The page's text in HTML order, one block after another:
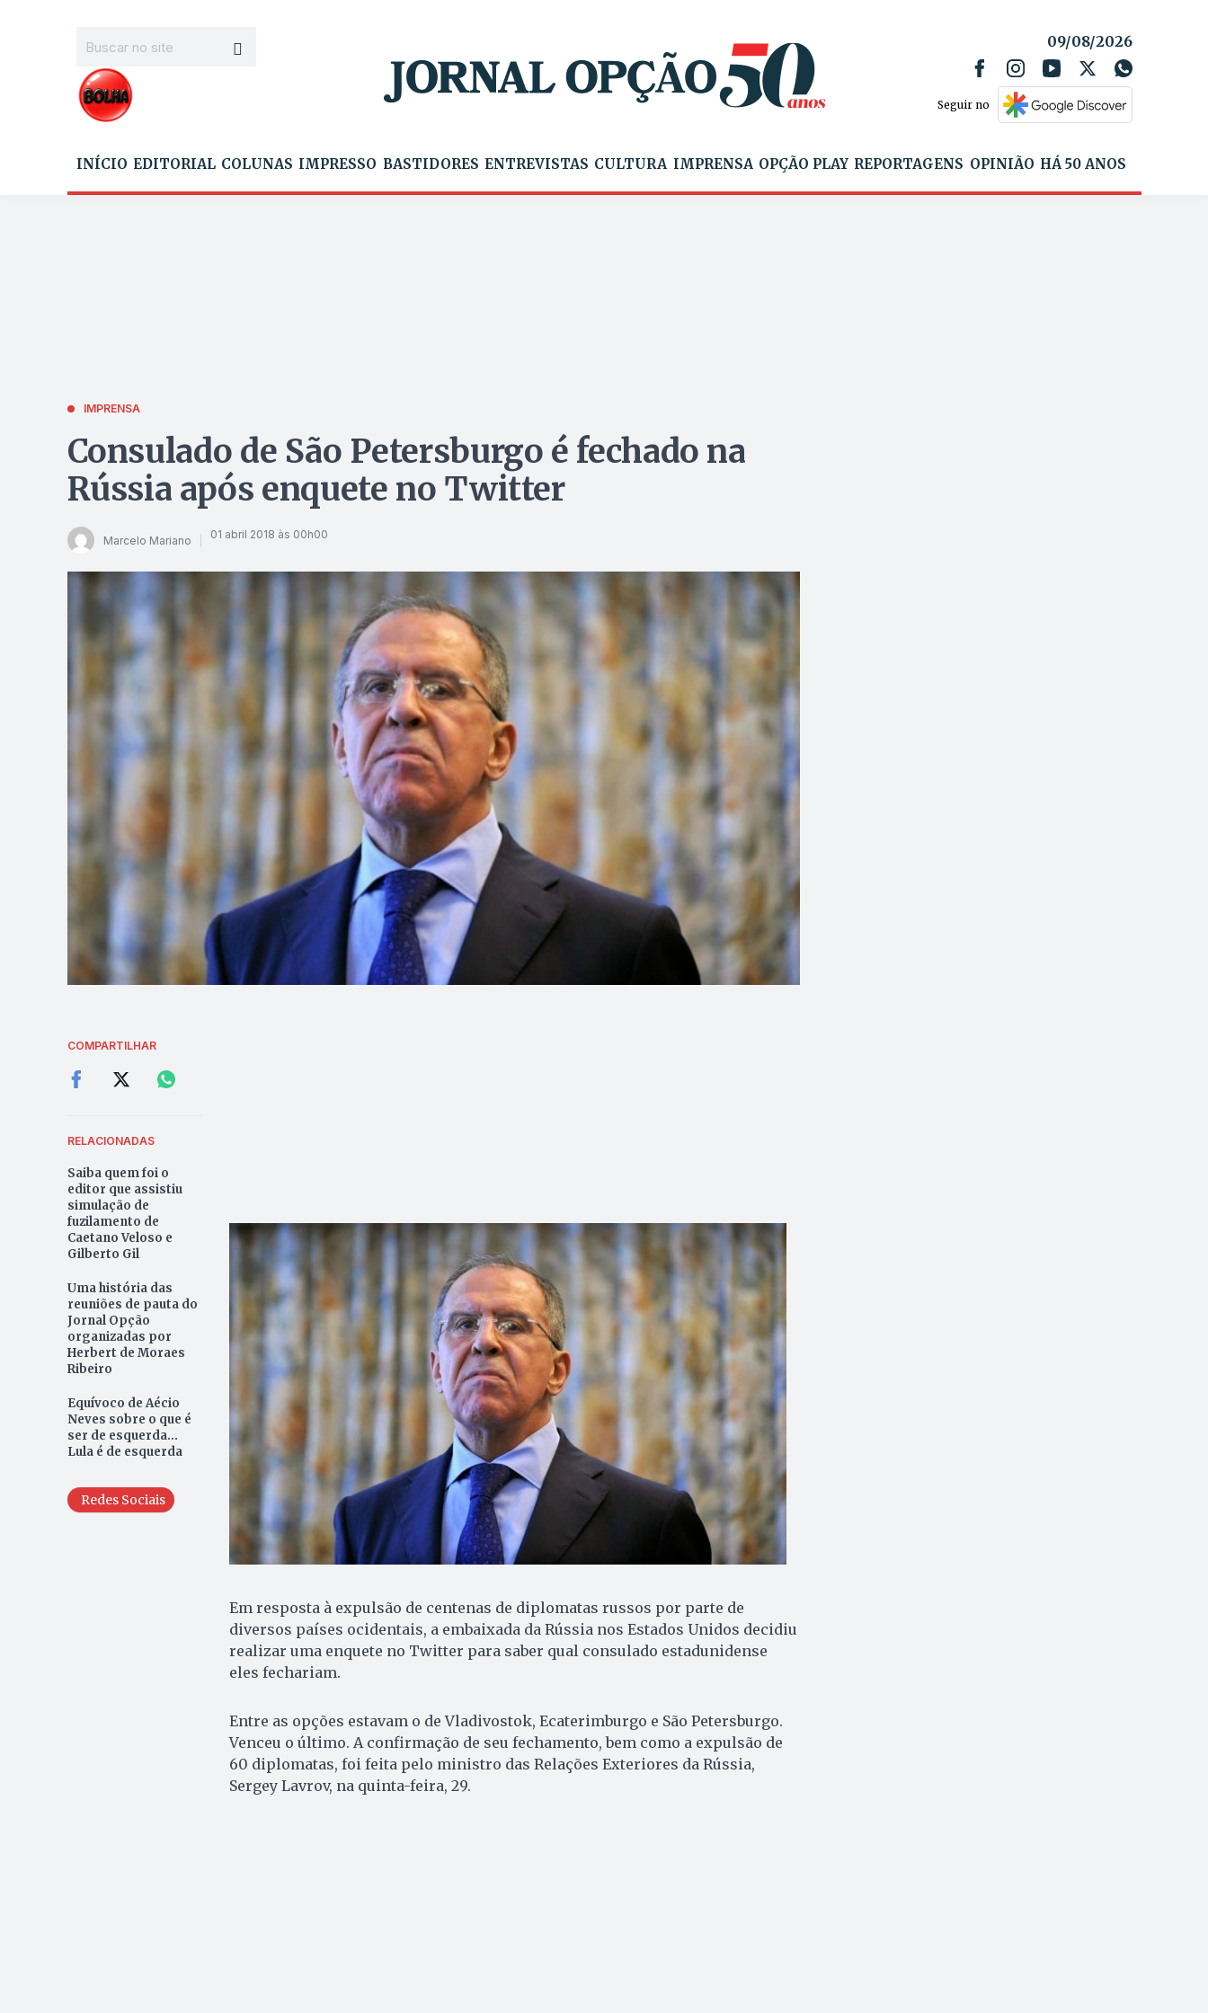
09/08/2026
Seguir no
INÍCIO EDITORIAL COLUNAS IMPRESSO BASTIDORES ENTREVISTAS CULTURA IMPRENSA OPÇÃO PLAY REPORTAGENS OPINIÃO HÁ 50 ANOS
IMPRENSA
Consulado de São Petersburgo é fechado na
Rússia após enquete no Twitter
Marcelo Mariano 01 abril 2018 às 00h00
COMPARTILHAR
RELACIONADAS
Saiba quem foi o
editor que assistiu
simulação de
fuzilamento de
Caetano Veloso e
Gilberto Gil
Uma história das
reuniões de pauta do
Jornal Opção
organizadas por
Herbert de Moraes
Ribeiro
Equívoco de Aécio
Neves sobre o que é
ser de esquerda...
Lula é de esquerda
Redes Sociais
Em resposta à expulsão de centenas de diplomatas russos por parte de
diversos países ocidentais, a embaixada da Rússia nos Estados Unidos decidiu
realizar uma enquete no Twitter para saber qual consulado estadunidense
eles fechariam.
Entre as opções estavam o de Vladivostok, Ecaterimburgo e São Petersburgo.
Venceu o último. A confirmação de seu fechamento, bem como a expulsão de
60 diplomatas, foi feita pelo ministro das Relações Exteriores da Rússia,
Sergey Lavrov, na quinta-feira, 29.